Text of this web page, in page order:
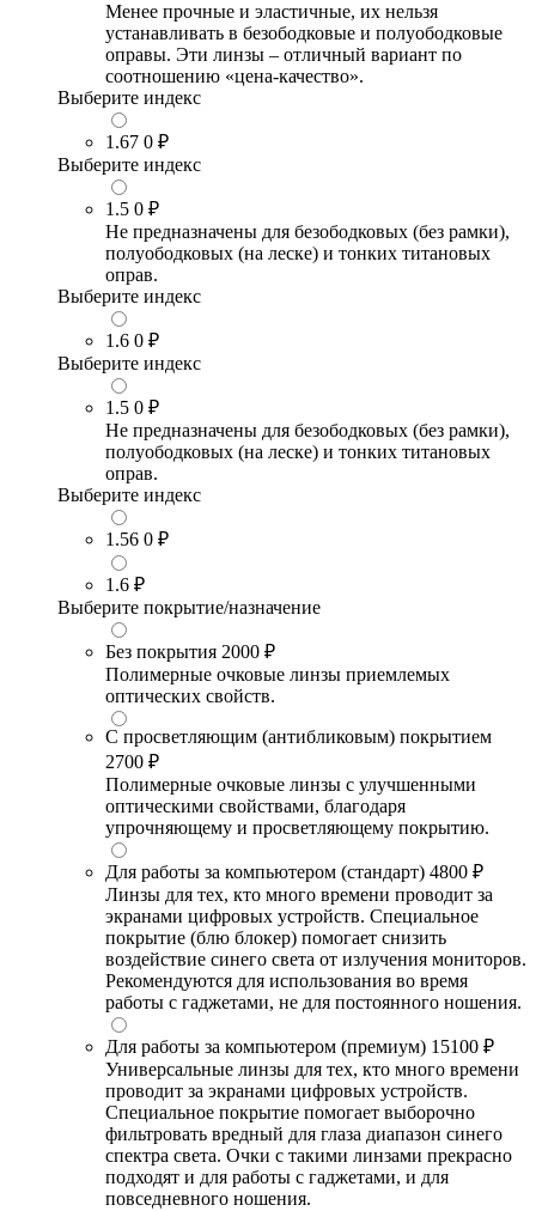
Менее прочные и эластичные, их нельзя
устанавливать в безободковые и полуободковые
оправы. Эти линзы – отличный вариант по
соотношению «цена-качество».
Выберите индекс
1.67 0 ₽
Выберите индекс
1.5 0 ₽
Не предназначены для безободковых (без рамки),
полуободковых (на леске) и тонких титановых
оправ.
Выберите индекс
1.6 0 ₽
Выберите индекс
1.5 0 ₽
Не предназначены для безободковых (без рамки),
полуободковых (на леске) и тонких титановых
оправ.
Выберите индекс
1.56 0 ₽
1.6 ₽
Выберите покрытие/назначение
Без покрытия 2000 ₽
Полимерные очковые линзы приемлемых
оптических свойств.
С просветляющим (антибликовым) покрытием
2700 ₽
Полимерные очковые линзы с улучшенными
оптическими свойствами, благодаря
упрочняющему и просветляющему покрытию.
Для работы за компьютером (стандарт) 4800 ₽
Линзы для тех, кто много времени проводит за
экранами цифровых устройств. Специальное
покрытие (блю блокер) помогает снизить
воздействие синего света от излучения мониторов.
Рекомендуются для использования во время
работы с гаджетами, не для постоянного ношения.
Для работы за компьютером (премиум) 15100 ₽
Универсальные линзы для тех, кто много времени
проводит за экранами цифровых устройств.
Специальное покрытие помогает выборочно
фильтровать вредный для глаза диапазон синего
спектра света. Очки с такими линзами прекрасно
подходят и для работы с гаджетами, и для
повседневного ношения.